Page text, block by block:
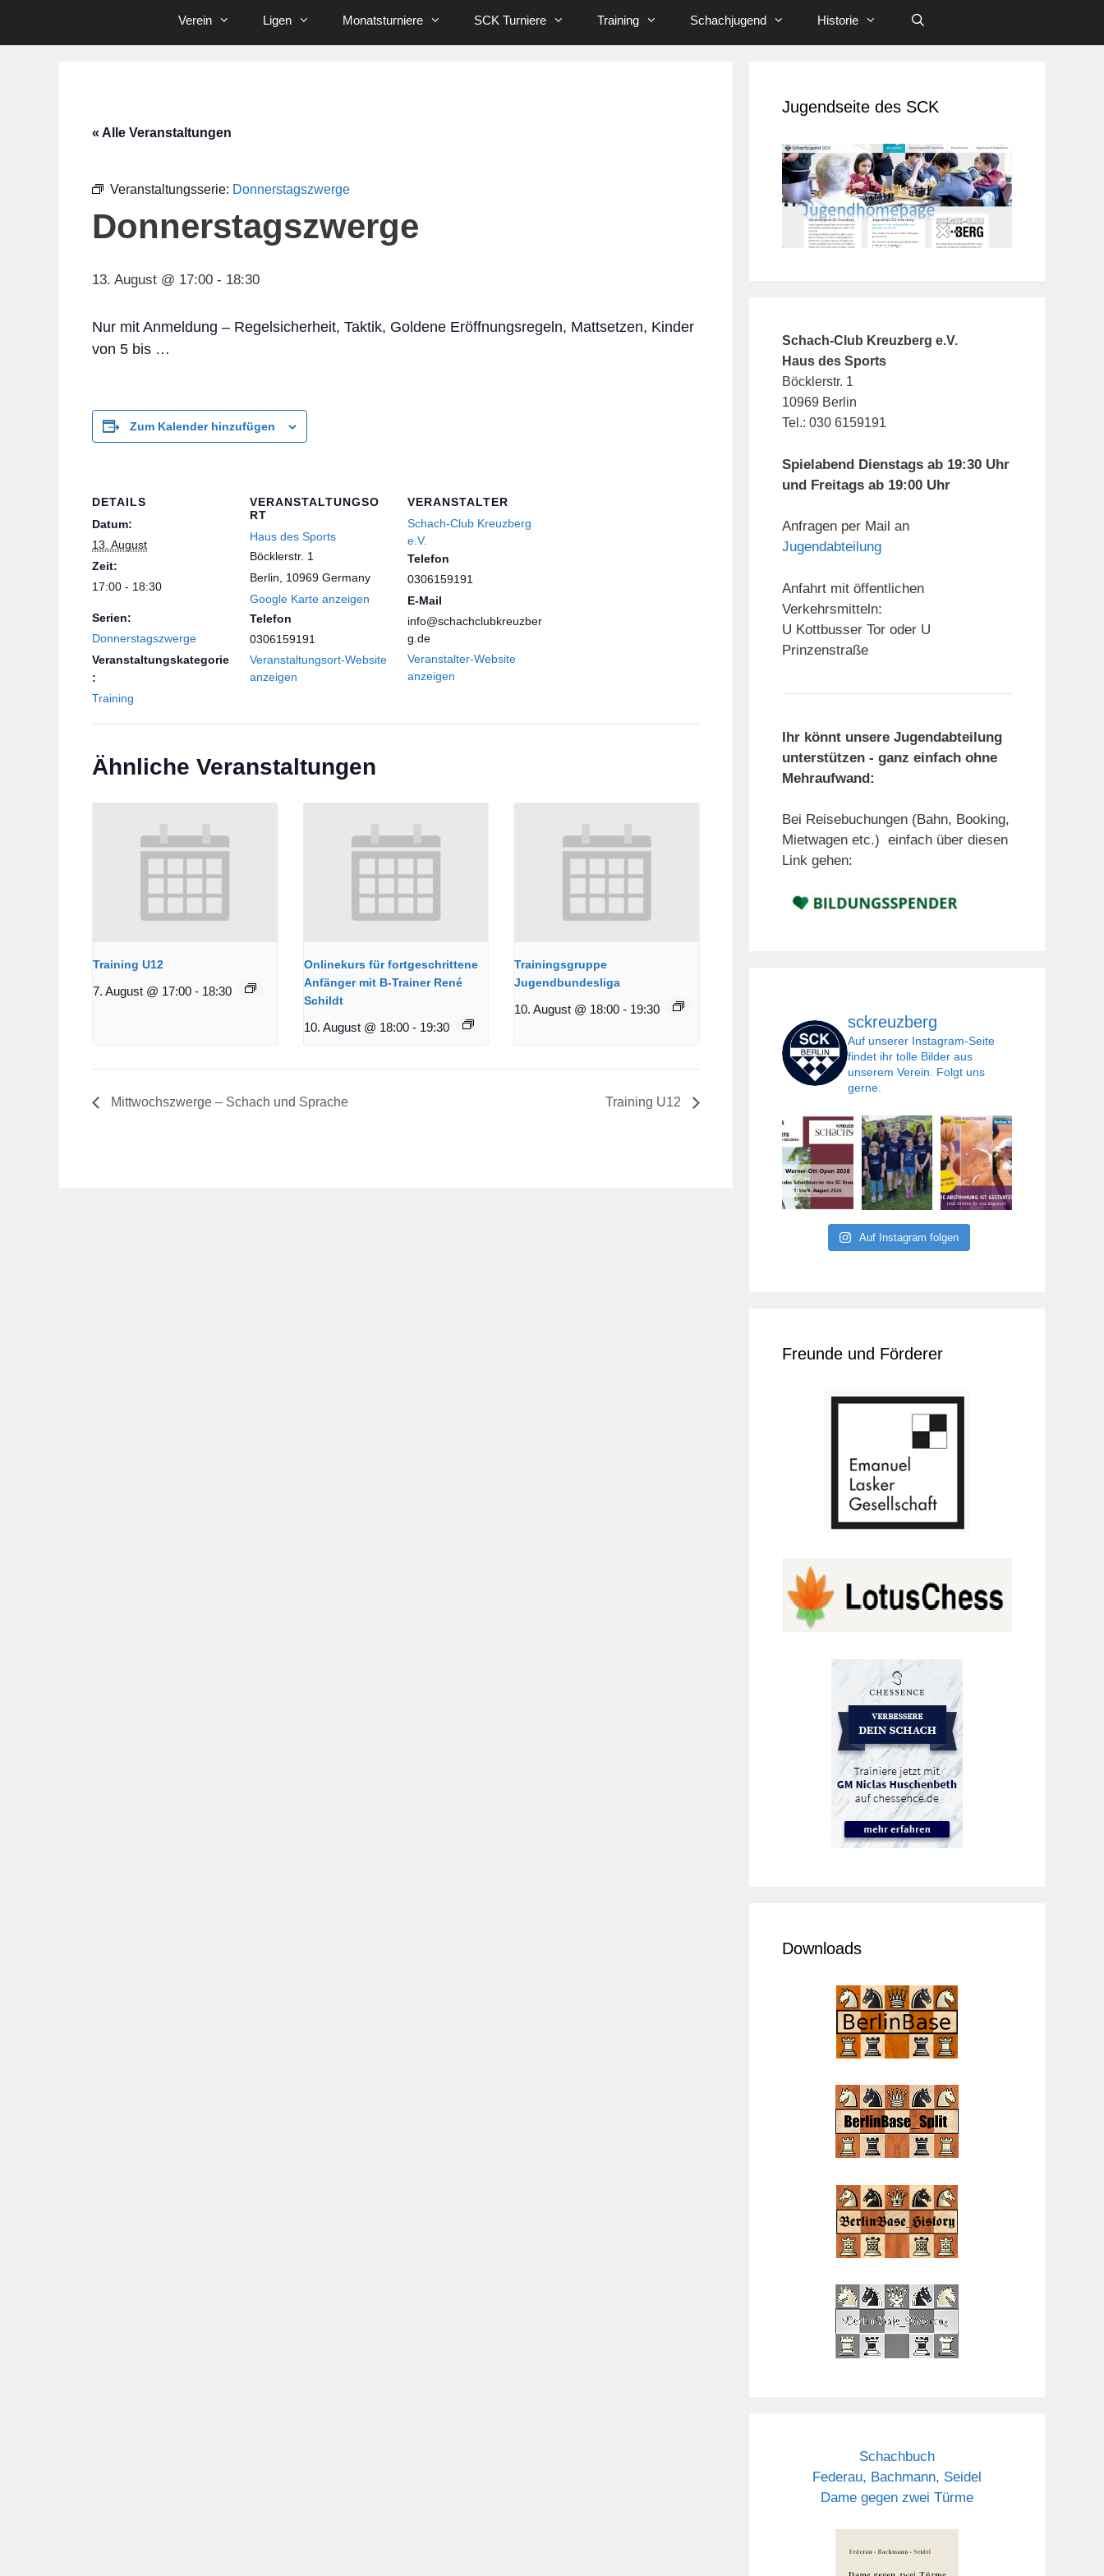
Verein Ligen Monatsturniere SCK Turniere Training Schachjugend Historie
« Alle Veranstaltungen
Veranstaltungsserie: Donnerstagszwerge
Donnerstagszwerge
13. August @ 17:00 - 18:30
Nur mit Anmeldung – Regelsicherheit, Taktik, Goldene Eröffnungsregeln, Mattsetzen, Kinder
von 5 bis …
Zum Kalender hinzufügen
DETAILS
Datum:
13. August
Zeit:
17:00 - 18:30
Serien:
Donnerstagszwerge
Veranstaltungskategorie
:
Training
VERANSTALTUNGSO
RT
Haus des Sports
Böcklerstr. 1
Berlin
10969 Germany
Google Karte anzeigen
Telefon
0306159191
Veranstaltungsort-Website
anzeigen
VERANSTALTER
Schach-Club Kreuzberg
e.V.
Telefon
0306159191
E-Mail
info@schachclubkreuzber
g.de
Veranstalter-Website
anzeigen
Ähnliche Veranstaltungen
Training U12
7. August @ 17:00 - 18:30
Onlinekurs für fortgeschrittene
Anfänger mit B-Trainer René
Schildt
10. August @ 18:00 - 19:30
Trainingsgruppe
Jugendbundesliga
10. August @ 18:00 - 19:30
Mittwochszwerge – Schach und Sprache Training U12
Jugendseite des SCK
Schach-Club Kreuzberg e.V.
Haus des Sports
Böcklerstr. 1
10969 Berlin
Tel.: 030 6159191
Spielabend Dienstags ab 19:30 Uhr
und Freitags ab 19:00 Uhr
Anfragen per Mail an
Jugendabteilung
Anfahrt mit öffentlichen
Verkehrsmitteln:
U Kottbusser Tor oder U
Prinzenstraße
Ihr könnt unsere Jugendabteilung
unterstützen - ganz einfach ohne
Mehraufwand:
Bei Reisebuchungen (Bahn, Booking,
Mietwagen etc.) einfach über diesen
Link gehen:
sckreuzberg
Auf unserer Instagram-Seite
findet ihr tolle Bilder aus
unserem Verein. Folgt uns
gerne.
Auf Instagram folgen
Freunde und Förderer
Downloads
Schachbuch
Federau, Bachmann, Seidel
Dame gegen zwei Türme